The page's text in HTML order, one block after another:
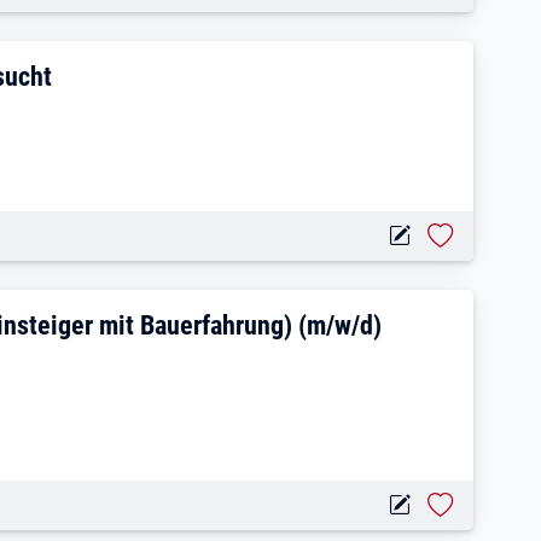
gesucht
(auch Quereinsteiger mit
mit Bauerfahrung) (m/w/d)